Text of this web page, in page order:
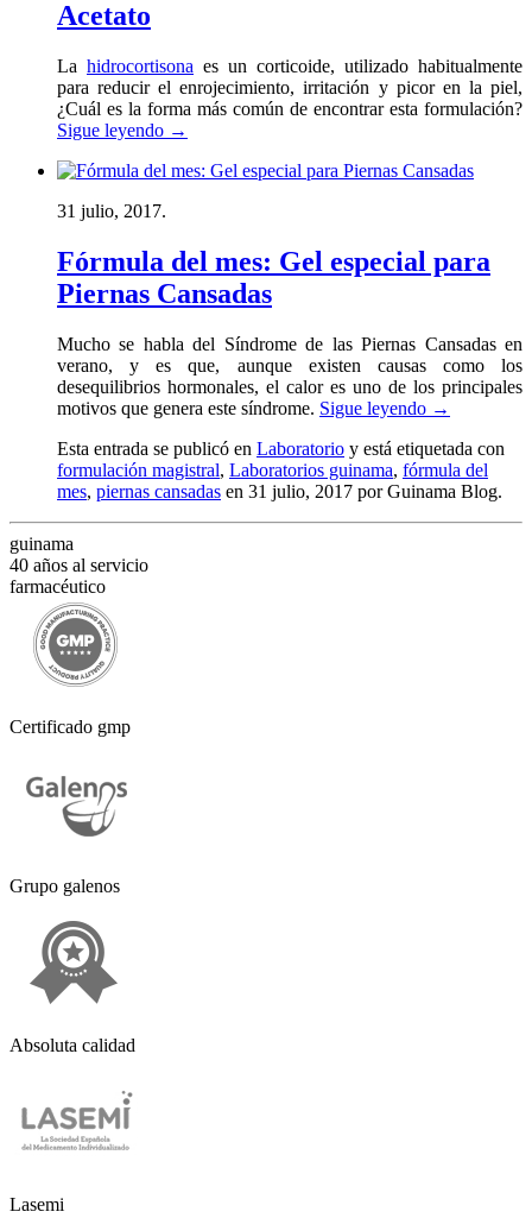
Acetato
La hidrocortisona es un corticoide, utilizado habitualmente
para reducir el enrojecimiento, irritación y picor en la piel,
¿Cuál es la forma más común de encontrar esta formulación?
Sigue leyendo →
31 julio, 2017.
Fórmula del mes: Gel especial para
Piernas Cansadas
Mucho se habla del Síndrome de las Piernas Cansadas en
verano, y es que, aunque existen causas como los
desequilibrios hormonales, el calor es uno de los principales
motivos que genera este síndrome. Sigue leyendo →
Esta entrada se publicó en Laboratorio y está etiquetada con
formulación magistral, Laboratorios guinama, fórmula del
mes, piernas cansadas en 31 julio, 2017 por Guinama Blog.
guinama
40 años al servicio
farmacéutico
Certificado gmp
Grupo galenos
Absoluta calidad
Lasemi